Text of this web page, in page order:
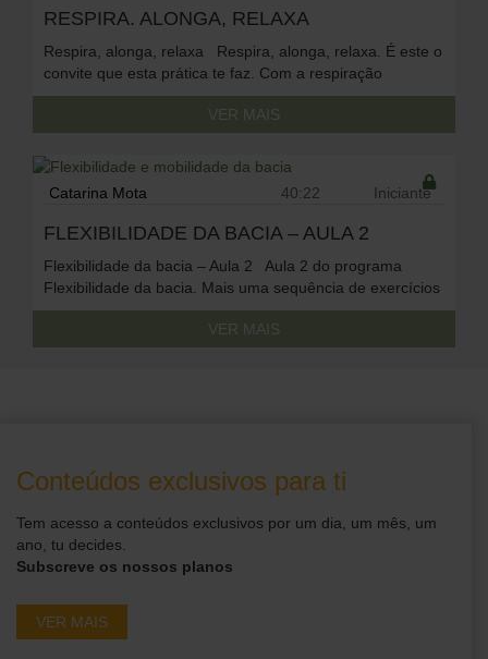
To access this content, you must purchase
Premium Anualor Premium Mensal + Práticas
RESPIRA. ALONGA, RELAXA
Respira, alonga, relaxa Respira, alonga, relaxa. É este o
convite que esta prática te faz. Com a respiração
consciente sendo o pilar, movimentamo-nos de forma
lenta e com atenção ao pormenor. Alongamos o corpo,
criamos espaço no corpo e na mente. No fim, deitamos
no chão de coração aberto e colhemos o fruto de […]
To access this content, you must purchase
Diárias.
VER MAIS
Catarina Mota Iniciante
40:22
FLEXIBILIDADE DA BACIA – AULA 2
Flexibilidade da bacia – Aula 2 Aula 2 do programa
Flexibilidade da bacia. Mais uma sequência de exercícios
simples, adequado a praticantes de todos os níveis.
Poderás beneficiar do uso de um bloco e cinto na tua
prática.
Diárias
VER MAIS
Conteúdos exclusivos para ti
Tem acesso a conteúdos exclusivos por um dia, um mês, um
ano, tu decides.
Subscreve os nossos planos
VER MAIS